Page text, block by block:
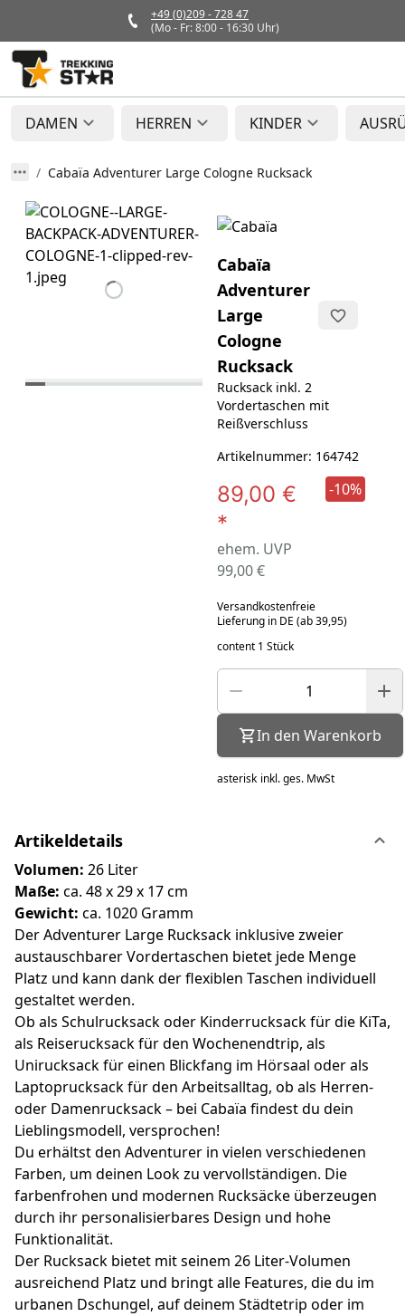
+49 (0)209 - 728 47
(Mo - Fr: 8:00 - 16:30 Uhr)
DAMEN HERREN KINDER
Cabaïa Adventurer Large Cologne Rucksack
Cabaïa
Adventurer
Large
Cologne
Rucksack
Rucksack inkl. 2
Vordertaschen mit
Reißverschluss
Artikelnummer: 164742
89,00 €
*
ehem. UVP
99,00 €
-10%
Versandkostenfreie
Lieferung in DE (ab 39,95)
content 1 Stück
In den Warenkorb
asterisk inkl. ges. MwSt
Artikeldetails
Volumen: 26 Liter
Maße: ca. 48 x 29 x 17 cm
Gewicht: ca. 1020 Gramm
Der Adventurer Large Rucksack inklusive zweier
austauschbarer Vordertaschen bietet jede Menge
Platz und kann dank der flexiblen Taschen individuell
gestaltet werden.
Ob als Schulrucksack oder Kinderrucksack für die KiTa,
als Reiserucksack für den Wochenendtrip, als
Unirucksack für einen Blickfang im Hörsaal oder als
Laptoprucksack für den Arbeitsalltag, ob als Herren-
oder Damenrucksack – bei Cabaïa findest du dein
Lieblingsmodell, versprochen!
Du erhältst den Adventurer in vielen verschiedenen
Farben, um deinen Look zu vervollständigen. Die
farbenfrohen und modernen Rucksäcke überzeugen
durch ihr personalisierbares Design und hohe
Funktionalität.
Der Rucksack bietet mit seinem 26 Liter-Volumen
ausreichend Platz und bringt alle Features, die du im
urbanen Dschungel, auf deinem Städtetrip oder im